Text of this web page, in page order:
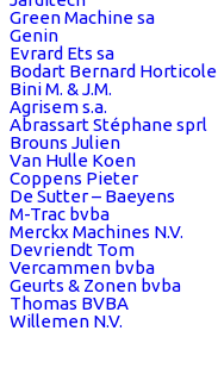
Green Machine sa
Genin
Evrard Ets sa
Bodart Bernard Horticole
Bini M. & J.M.
Agrisem s.a.
Abrassart Stéphane sprl
Brouns Julien
Van Hulle Koen
Coppens Pieter
De Sutter – Baeyens
M-Trac bvba
Merckx Machines N.V.
Devriendt Tom
Vercammen bvba
Geurts & Zonen bvba
Thomas BVBA
Willemen N.V.